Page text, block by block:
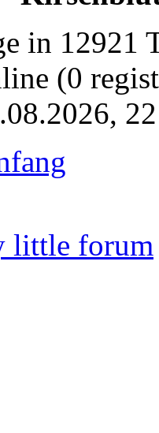
in 12921
(0
little forum